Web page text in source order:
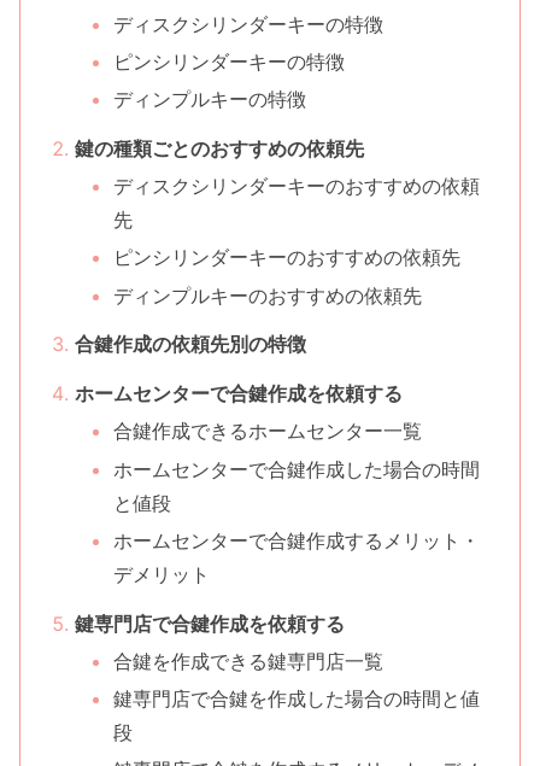
ディスクシリンダーキーの特徴
ピンシリンダーキーの特徴
ディンプルキーの特徴
鍵の種類ごとのおすすめの依頼先
ディスクシリンダーキーのおすすめの依頼
先
ピンシリンダーキーのおすすめの依頼先
ディンプルキーのおすすめの依頼先
合鍵作成の依頼先別の特徴
ホームセンターで合鍵作成を依頼する
合鍵作成できるホームセンター一覧
ホームセンターで合鍵作成した場合の時間
と値段
ホームセンターで合鍵作成するメリット・
デメリット
鍵専門店で合鍵作成を依頼する
合鍵を作成できる鍵専門店一覧
鍵専門店で合鍵を作成した場合の時間と値
段